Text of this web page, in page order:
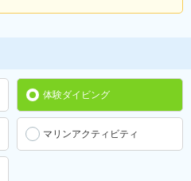
体験ダイビング
マリンアクティビティ